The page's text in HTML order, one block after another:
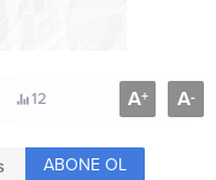
12 A+ A-
ABONE OL